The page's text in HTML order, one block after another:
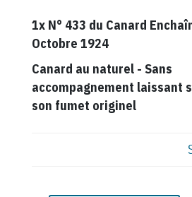
1x N° 433 du Canard
Octobre 1924
Canard au naturel- Sans
accompagnement laissant
son fumet originel